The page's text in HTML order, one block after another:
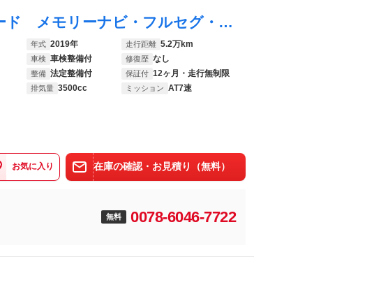
フーガハイブリッド ベースグレード メモリーナビ・フルセグ・ハーフレザー調シート・ＬＥＤライト・アラウンドビュー・レーダークルーズ・後側方支援・ドラレコ・セキュリティセーフティＰＫＧ・オットマン・ＥＴＣ・純正１８インチアルミ
年式 2019年 走行距離 5.2万km
車検 車検整備付 修復歴 なし
整備 法定整備付 保証付 12ヶ月・走行無制限
排気量 3500cc ミッション AT7速
お気に入り 在庫の確認・お見積り（無料）
無料 0078-6046-7722